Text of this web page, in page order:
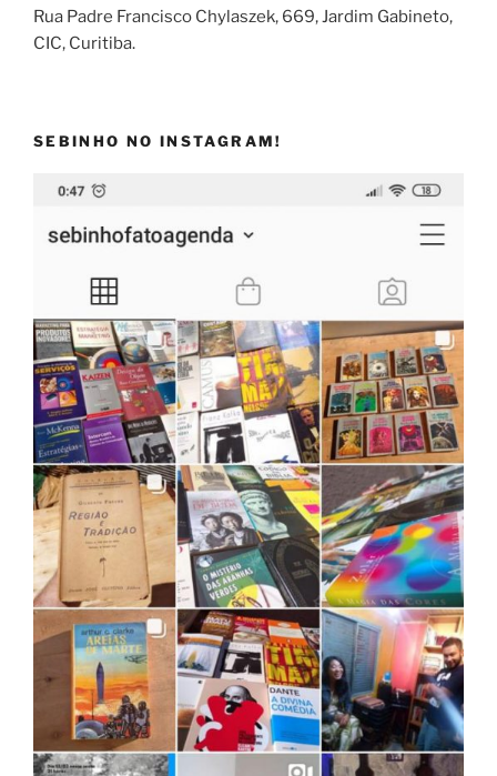
Rua Padre Francisco Chylaszek, 669, Jardim Gabineto,
CIC, Curitiba.
SEBINHO NO INSTAGRAM!